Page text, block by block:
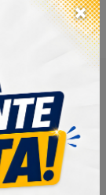
productos de
para hacer
el automóvil.
efectivas que
×